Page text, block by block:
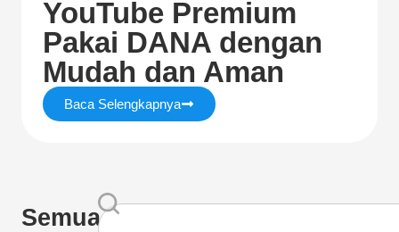
YouTube Premium
Pakai DANA dengan
Mudah dan Aman
Baca Selengkapnya
Semua